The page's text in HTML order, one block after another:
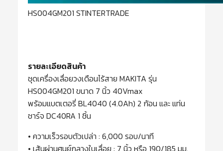
HS004GM201 STINTERTRADE
รายละเอียดสินค้า
ชุดเครื่องเลื่อยวงเดือนไร้สาย MAKITA รุ่น
HS004GM201 ขนาด 7 นิ้ว 40Vmax
พร้อมแบตเตอรี่ BL4040 (4.0Ah) 2 ก้อน และ แท่น
ชาร์จ DC40RA 1 ชิ้น
• ความเร็วรอบตัวเปล่า : 6,000 รอบ/นาที
• เส้นผ่านศูนย์กลางใบเลื่อย : 7 นิ้ว หรือ 190/185 มม.